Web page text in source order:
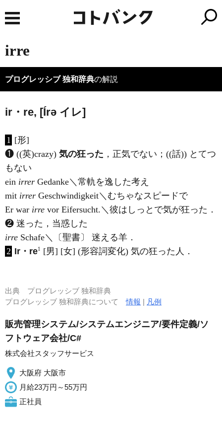
irre
プログレッシブ 独和辞典の解説
ir・re, [Írə イ レ]
1 [形]
❶ ((英)crazy) 気の狂った ，正気でない；((話)) とてつ
もない
ein irrer Gedanke＼常軌を逸した考え
mit irrer Geschwindigkeit＼むちゃなスピードで
Er war irre vor Eifersucht.＼彼はしっとで気が狂った．
❷ 迷った，当惑した
irre Schafe＼〔聖書〕 迷える羊．
2 Ir・re1 [男] [女] (形容詞変化) 気の狂った人．
出典 プログレッシブ 独和辞典
プログレッシブ 独和辞典について情報 | 凡例
販売管理システム/システムエンジニア/要件定義/ソ
フトウェア会社/C#
株式会社スタッフサービス
大阪府 大阪市
月給23万円～55万円
正社員